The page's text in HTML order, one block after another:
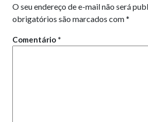
O seu endereço de e-mail não será
obrigatórios são marcados com*
Comentário *